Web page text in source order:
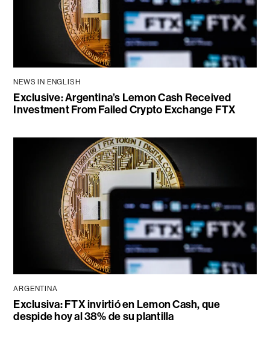
NEWS IN ENGLISH
Exclusive: Argentina’s Lemon Cash Received
Investment From Failed Crypto Exchange FTX
ARGENTINA
Exclusiva: FTX invirtió en Lemon Cash, que
despide hoy al 38% de su plantilla